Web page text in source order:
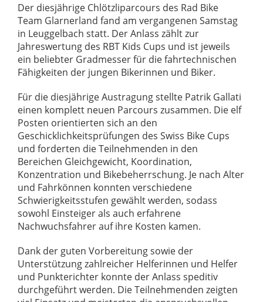
Der diesjährige Chlötzliparcours des Rad Bike
Team Glarnerland fand am vergangenen Samstag
in Leuggelbach statt. Der Anlass zählt zur
Jahreswertung des RBT Kids Cups und ist jeweils
ein beliebter Gradmesser für die fahrtechnischen
Fähigkeiten der jungen Bikerinnen und Biker.
Für die diesjährige Austragung stellte Patrik Gallati
einen komplett neuen Parcours zusammen. Die elf
Posten orientierten sich an den
Geschicklichkeitsprüfungen des Swiss Bike Cups
und forderten die Teilnehmenden in den
Bereichen Gleichgewicht, Koordination,
Konzentration und Bikebeherrschung. Je nach Alter
und Fahrkönnen konnten verschiedene
Schwierigkeitsstufen gewählt werden, sodass
sowohl Einsteiger als auch erfahrene
Nachwuchsfahrer auf ihre Kosten kamen.
Dank der guten Vorbereitung sowie der
Unterstützung zahlreicher Helferinnen und Helfer
und Punkterichter konnte der Anlass speditiv
durchgeführt werden. Die Teilnehmenden zeigten